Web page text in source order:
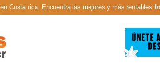
en Costa rica. Encuentra las mejores y más rentables